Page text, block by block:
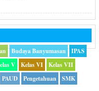
Budaya Banyumasan
IPAS
V Kelas VI
Kelas VII
PAUD Pengetahuan SMK